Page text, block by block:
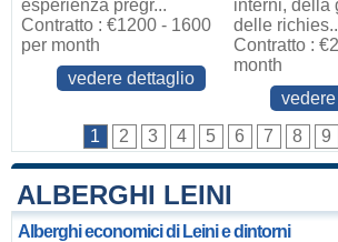
esperienza pregr...
Contratto : €1200 - 1600
per month
vedere dettaglio
interni, della
delle
Contratto :
month
1
2 3 4 5 6 7 8 9
ALBERGHI LEINI
Alberghi economici di Leini e dintorni